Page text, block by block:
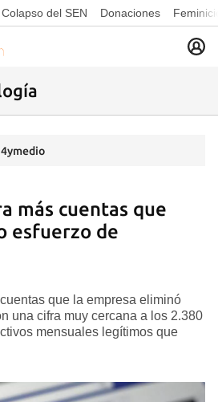
Colapso del SEN Donaciones
más cuentas que
esfuerzo de
que la empresa eliminó
una cifra muy cercana a los 2.380
mensuales legítimos que